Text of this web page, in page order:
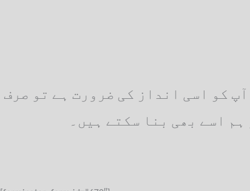
کو اسی انداز کی ضرورت ہے تو صرف
اسے بھی بنا سکتے ہیں۔